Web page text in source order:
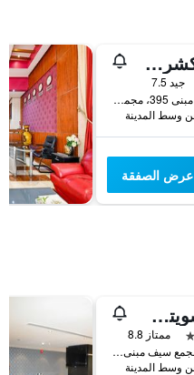
باليت لاكشري مارينا فيو، المعروف سابقًا باسم فندق هابي دايز
جيد 7.5
ص ب 2484، مبنى 395، مجمع 319، شارع 1912, المنامة, البحرين
عرض الصفقة
فريزر سويتس سيف البحرين
ممتاز 8.8
شارع 2825 مجمع سيف مبنى رقم 428, المنامة, البحرين